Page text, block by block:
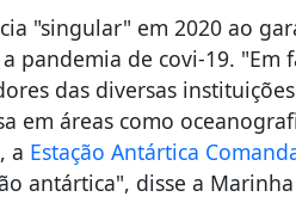
"singular" em 2020 ao
de covi-19. "Em
das diversas
em áreas como
a Estação Antártica
antártica", disse a